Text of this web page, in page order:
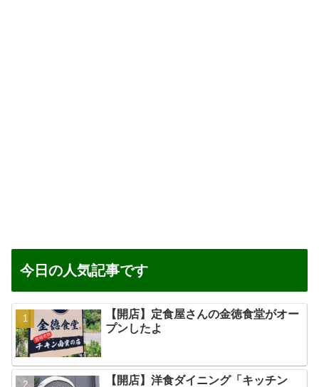
今日の人気記事です
【開店】定食屋さんの金徳食堂がオー
プンしたよ
【開店】洋食ダイニング「キッチン